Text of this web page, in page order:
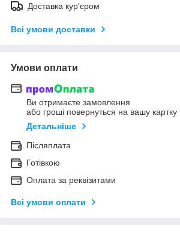
Доставка кур'єром
Всі умови доставки
Умови оплати
Ви отримаєте замовлення
або гроші повернуться на вашу картку
Детальніше
Післяплата
Готівкою
Оплата за реквізитами
Всі умови оплати